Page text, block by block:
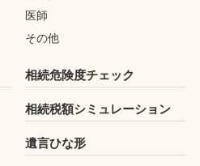
医師
その他
相続危険度チェック
相続税額シミュレーション
遺言ひな形